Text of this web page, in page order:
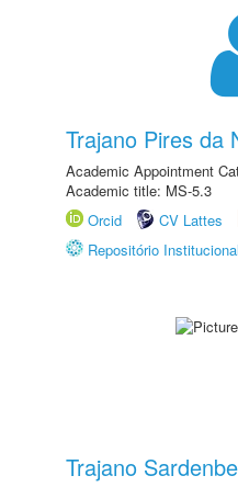
Trajano Pires da
Academic Appointment
Academic title: MS-5.3
Orcid
CV Lattes
Repositório
Trajano